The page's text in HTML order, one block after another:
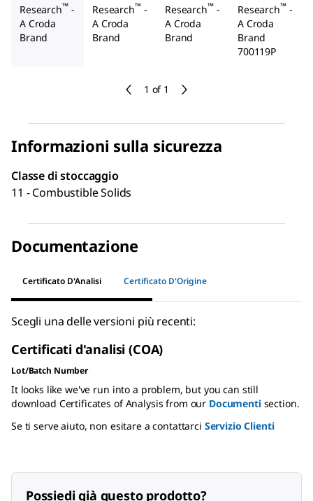
1 of 1
Research™-
A Croda
Brand
Research™-
A Croda
Brand
Research™-
A Croda
Brand
Research™-
A Croda
Brand
700119P
Informazioni sulla sicurezza
Classe di stoccaggio
11 - Combustible Solids
Documentazione
Certificato D'Analisi Certificato D'Origine
Scegli una delle versioni più recenti:
Certificati d'analisi (COA)
Lot/Batch Number
It looks like we've run into a problem, but you can still
download Certificates of Analysis from our Documentisection.
Se ti serve aiuto, non esitare a contattarci Servizio Clienti
Possiedi già questo prodotto?